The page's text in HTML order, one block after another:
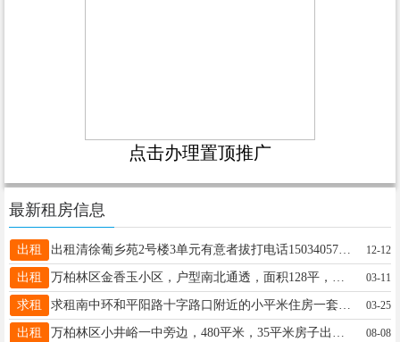
点击办理置顶推广
最新租房信息
出租 出租清徐葡乡苑2号楼3单元有意者拔打电话15034057703 12-12
出租 03-11
求租 03-25
出租 08-08